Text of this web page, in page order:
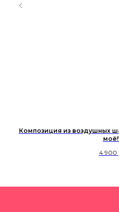
Композиция из воздушных
4 900